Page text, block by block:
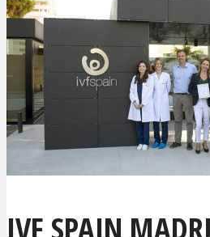
IVF SPAIN